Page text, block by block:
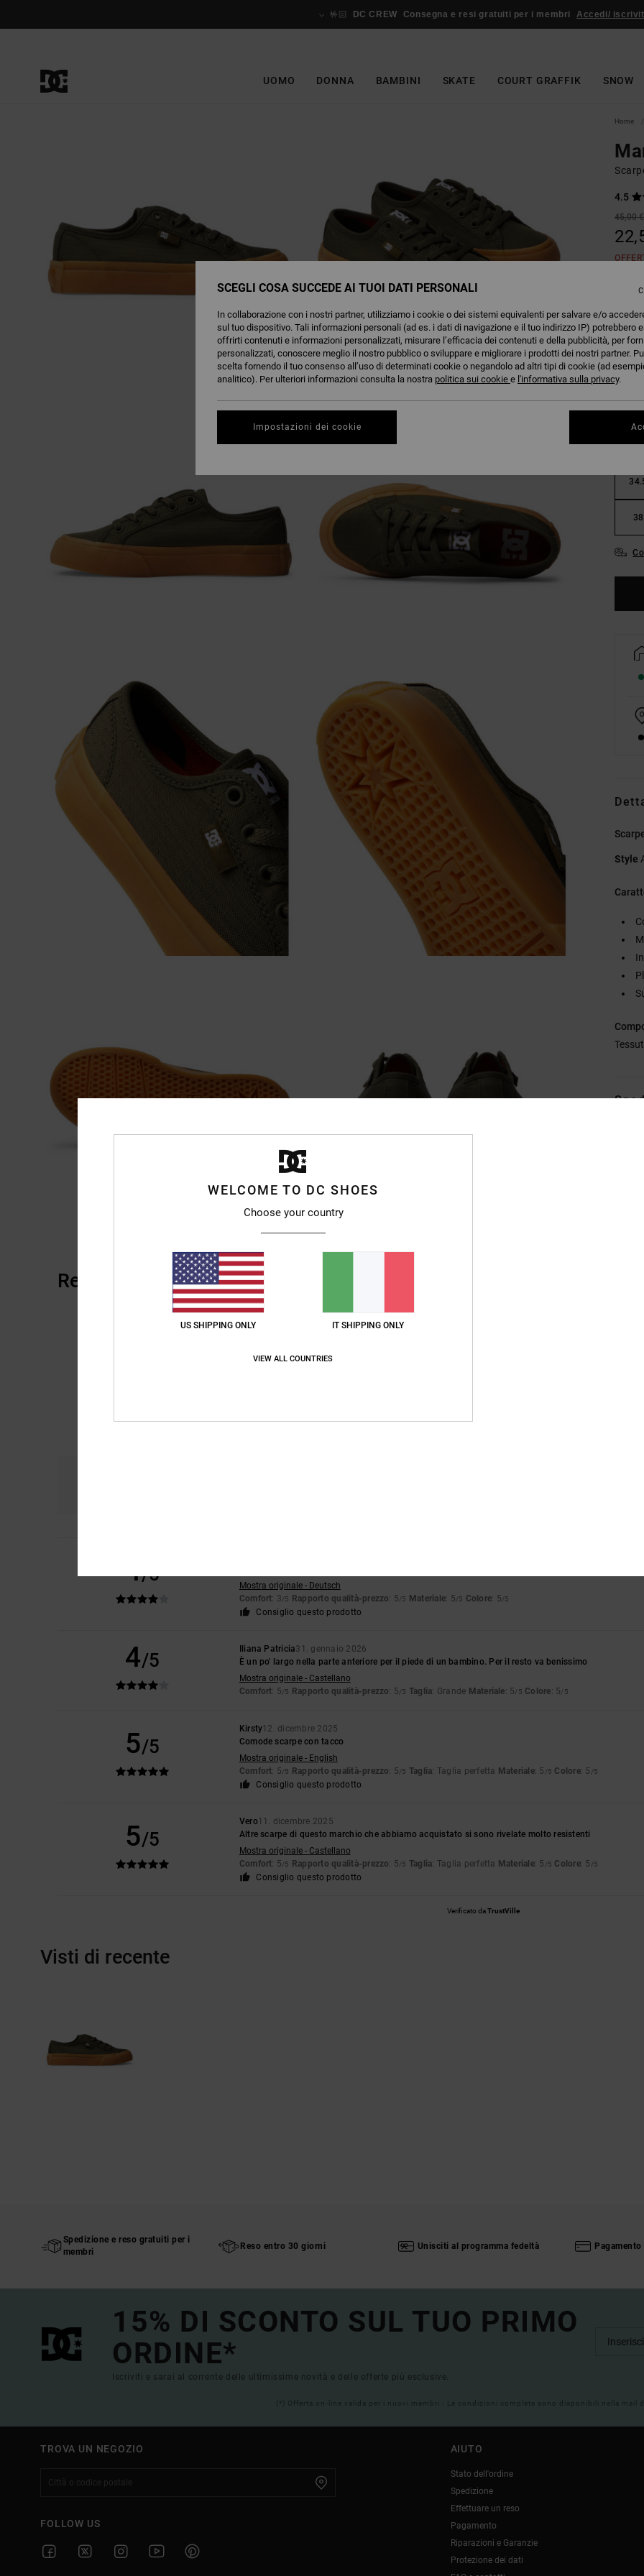
🤟🏻 DC CREW Consegna e resi gratuiti per i membri Accedi/
UOMO DONNA BAMBINI SKATE COURT GRAFFIK SNOW
Home
4.5
45,00 €
31
38
Style
Recensioni dei clienti
basato su4 recensioni verificate
4/5
Mostra originale - Deutsch
Comfort: 3/5 Rapporto qualità-prezzo: 5/5 Materiale: 5/5 Colore: 5/5
Consiglio questo prodotto
4/5
Iliana Patricia31. gennaio 2026
È un po' largo nella parte anteriore per il piede di un bambino. Per il resto va benissimo
Mostra originale - Castellano
Comfort: 5/5 Rapporto qualità-prezzo: 5/5 Taglia: Grande Materiale: 5/5 Colore: 5/5
5/5
Kirsty12. dicembre 2025
Comode scarpe con tacco
Mostra originale - English
Comfort: 5/5 Rapporto qualità-prezzo: 5/5 Taglia: Taglia perfetta Materiale: 5 /5 Colore: 5 /5
Consiglio questo prodotto
5/5
Vero11. dicembre 2025
Altre scarpe di questo marchio che abbiamo acquistato si sono rivelate molto resistenti
Mostra originale - Castellano
Comfort: 5/5 Rapporto qualità-prezzo: 5/5 Taglia: Taglia perfetta Materiale: 5 /5 Colore: 5 /5
Consiglio questo prodotto
Verificato daTrustVille
Visti di recente
Spedizione e reso gratuiti per i
membri
Reso entro 30 giorni Unisciti al programma fedeltà
15% DI SCONTO SUL TUO PRIMO
ORDINE*
Iscriviti e sarai al corrente delle ultimissime novità e delle offerte più esclusive.
(*) Offerta on-line valida per i nuovi membri - Le condizioni complete sono disponibili nella mail
TROVA UN NEGOZIO
FOLLOW US
AIUTO
Stato dell'ordine
Spedizione
Effettuare un reso
Pagamento
Riparazioni e Garanzie
Protezione dei dati
WELCOME TO DC SHOES
Choose your country
US SHIPPING ONLY IT SHIPPING ONLY
VIEW ALL COUNTRIES
SCEGLI COSA SUCCEDE AI TUOI DATI PERSONALI
In collaborazione con i nostri partner, utilizziamo i cookie o dei sistemi equivalenti per salvare e/o
sul tuo dispositivo. Tali informazioni personali (ad es. i dati di navigazione e il tuo indirizzo IP) potrebbero
offrirti contenuti e informazioni personalizzati, misurare l’efficacia dei contenuti e della pubblicità, per
personalizzati, conoscere meglio il nostro pubblico o sviluppare e migliorare i prodotti dei nostri partner.
scelta fornendo il tuo consenso all’uso di determinati cookie o negandolo ad altri tipi di cookie (ad
analitico). Per ulteriori informazioni consulta la nostra politica sui cookie e l'informativa sulla privacy.
Impostazioni dei cookie